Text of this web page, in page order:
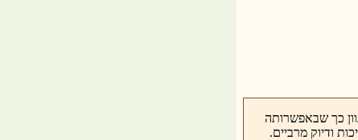
כך שבאפשרותה
ודיוק מרביים.